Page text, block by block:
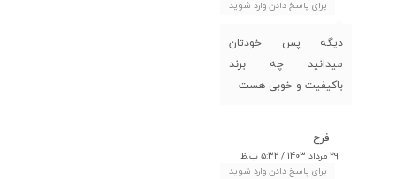
برای پاسخ دادن وارد شوید
دیگه پس خودتان
میدانید چه برند
باکیفیت و خوبی هست
فرح
29 مرداد 1403 / 5:32 ب.ظ
برای پاسخ دادن وارد شوید